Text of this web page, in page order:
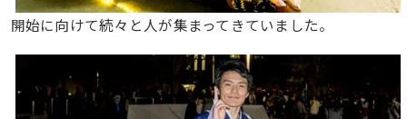
開始に向けて続々と人が集まってきていました。